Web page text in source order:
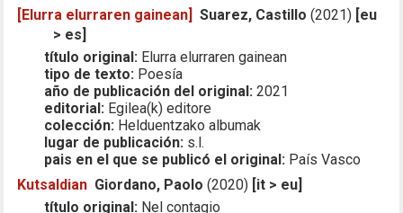
[Elurra elurraren gainean]
Suarez, Castillo (2021) [eu
> es]
título original: Elurra elurraren gainean
tipo de texto: Poesía
año de publicación del original: 2021
editorial: Egilea(k) editore
colección: Helduentzako albumak
lugar de publicación: s.l.
pais en el que se publicó el original: País Vasco
Kutsaldian Giordano, Paolo (2020) [it > eu]
título original: Nel contagio